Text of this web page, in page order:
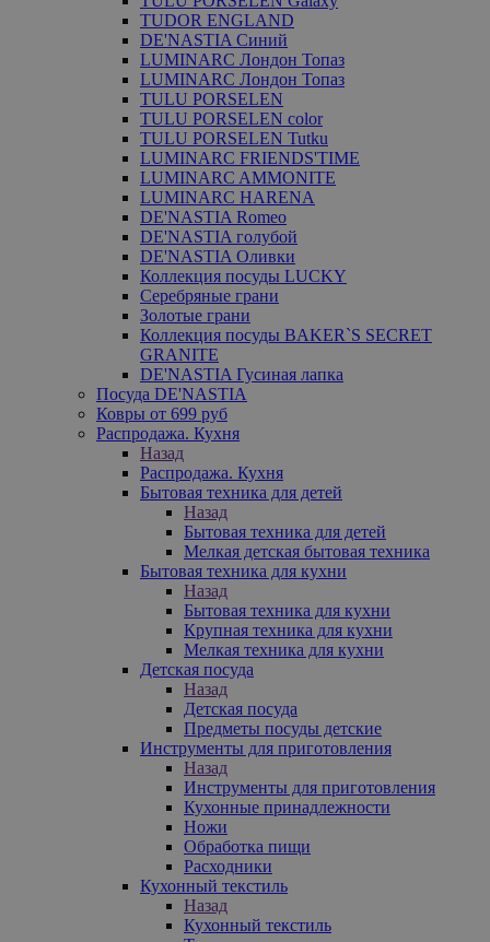
TUDOR ENGLAND
DE'NASTIA Синий
LUMINARC Лондон Топаз
LUMINARC Лондон Топаз
TULU PORSELEN
TULU PORSELEN color
TULU PORSELEN Tutku
LUMINARC FRIENDS'TIME
LUMINARC AMMONITE
LUMINARC HARENA
DE'NASTIA Romeo
DE'NASTIA голубой
DE'NASTIA Оливки
Коллекция посуды LUCKY
Серебряные грани
Золотые грани
Коллекция посуды BAKER`S SECRET
GRANITE
DE'NASTIA Гусиная лапка
Посуда DE'NASTIA
Ковры от 699 руб
Распродажа. Кухня
Назад
Распродажа. Кухня
Бытовая техника для детей
Назад
Бытовая техника для детей
Мелкая детская бытовая техника
Бытовая техника для кухни
Назад
Бытовая техника для кухни
Крупная техника для кухни
Мелкая техника для кухни
Детская посуда
Назад
Детская посуда
Предметы посуды детские
Инструменты для приготовления
Назад
Инструменты для приготовления
Кухонные принадлежности
Ножи
Обработка пищи
Расходники
Кухонный текстиль
Назад
Кухонный текстиль